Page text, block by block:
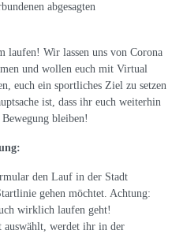
abgesagten
laufen! Wir lassen uns von Corona
und wollen euch mit Virtual
euch ein sportliches Ziel zu setzen
ist, dass ihr euch weiterhin
bleiben!
den Lauf in der Stadt
gehen möchtet. Achtung:
wirklich laufen geht!
auswählt, werdet ihr in der